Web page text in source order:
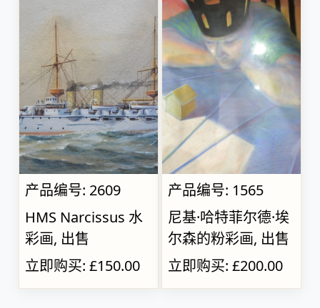
产品编号: 2609
HMS Narcissus 水
彩画, 出售
立即购买: £150.00
产品编号: 1565
尼基·哈特菲尔德·埃
尔森的粉彩画, 出售
立即购买: £200.00